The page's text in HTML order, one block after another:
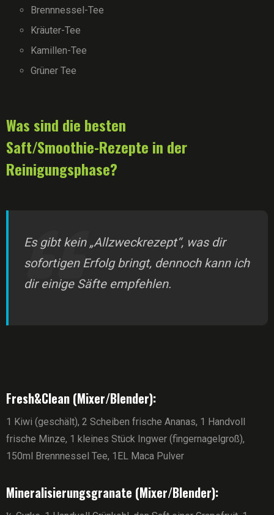
Brennnessel-Tee
Kräuter-Tee
Kamillen-Tee
Grüner Tee
Was sind die besten
Saft/Smoothie-Rezepte in der
Reinigungsphase?
Es gibt kein „Allzweckrezept“, was dir
sofortigen Erfolg bringt, dennoch kann ich
dir einige Säfte empfehlen.
Fresh&Clean (Mixer/Blender):
1 Kiwi (geschält), 2 Scheiben frische Ananas, 1 Handvoll
frische Minze, 1 kleines Stück Ingwer (fingernagelgroß),
150ml Brennnessel Tee, 1EL Maca Pulver
Mineralisierungsgranate (Mixer/Blender):